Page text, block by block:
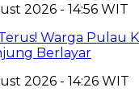
2026 - 14:56 WIT
Warga Pulau
Berlayar
2026 - 14:26 WIT